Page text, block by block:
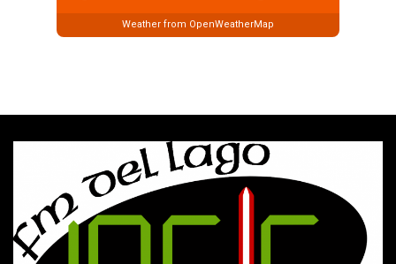
Weather from OpenWeatherMap